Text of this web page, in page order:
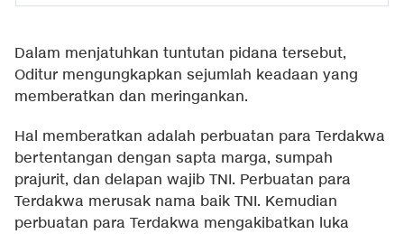
Dalam menjatuhkan tuntutan pidana tersebut,
Oditur mengungkapkan sejumlah keadaan yang
memberatkan dan meringankan.
Hal memberatkan adalah perbuatan para Terdakwa
bertentangan dengan sapta marga, sumpah
prajurit, dan delapan wajib TNI. Perbuatan para
Terdakwa merusak nama baik TNI. Kemudian
perbuatan para Terdakwa mengakibatkan luka